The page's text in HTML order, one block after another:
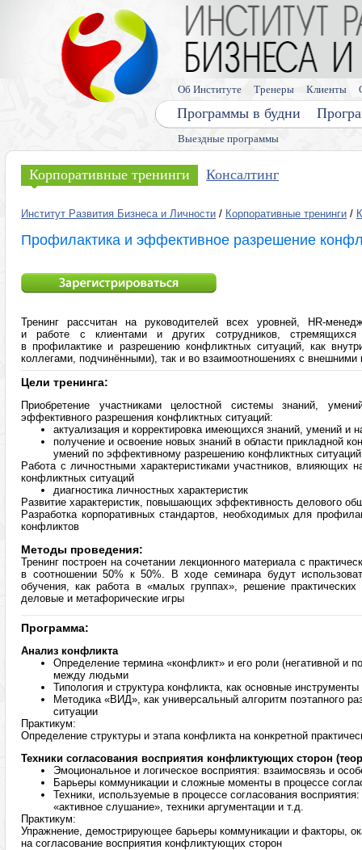
Выездные программы
Программы в будни
Об Институте Тренеры Клиенты
Корпоративные тренинги Консалтинг
Институт Развития Бизнеса и Личности / Корпоративные тренинги /
Профилактика и эффективное разрешение
Тренинг рассчитан на руководителей всех уровней, HR-
и работе с клиентами и других сотрудников,
в профилактике и разрешению конфликтных ситуаций, как
коллегами, подчинёнными), так и во взаимоотношениях с внешними
Цели тренинга:
Приобретение участниками целостной системы знаний,
эффективного разрешения конфликтных ситуаций:
актуализация и корректировка имеющихся знаний, умений и
получение и освоение новых знаний в области прикладной
умений по эффективному разрешению конфликтных ситуаций
Работа с личностными характеристиками участников, влияющих
конфликтных ситуаций
диагностика личностных характеристик
Развитие характеристик, повышающих эффективность делового
Разработка корпоративных стандартов, необходимых для
конфликтов
Методы проведения:
Тренинг построен на сочетании лекционного материала с
в соотношении 50% к 50%. В ходе семинара будут
обучения, как работа в «малых группах», решение
деловые и метафорические игры
Программа:
Анализ конфликта
Определение термина «конфликт» и его роли (негативной и
между людьми
Типология и структура конфликта, как основные
Методика «ВИД», как универсальный алгоритм поэтапного
ситуации
Практикум:
Определение структуры и этапа конфликта на конкретной
Техники согласования восприятия конфликтующих сторон
Эмоциональное и логическое восприятия: взаимосвязь и
Барьеры коммуникации и сложные моменты в процессе
Техники, используемые в процессе согласования
«активное слушание», техники аргументации и т.д.
Практикум:
Упражнение, демострирующее барьеры коммуникации и факторы,
на согласование восприятия конфликтующих сторон